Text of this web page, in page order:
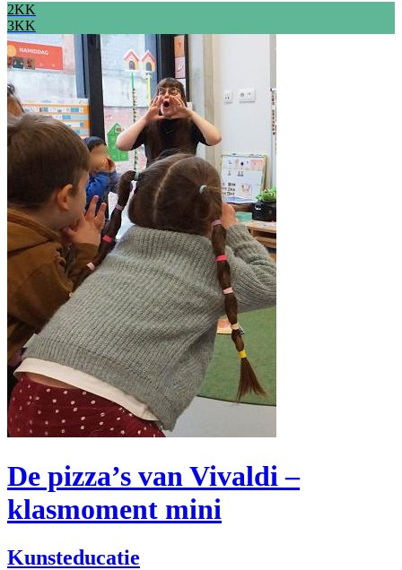
2KK
3KK
De pizza’s van Vivaldi –
klasmoment mini
Kunsteducatie